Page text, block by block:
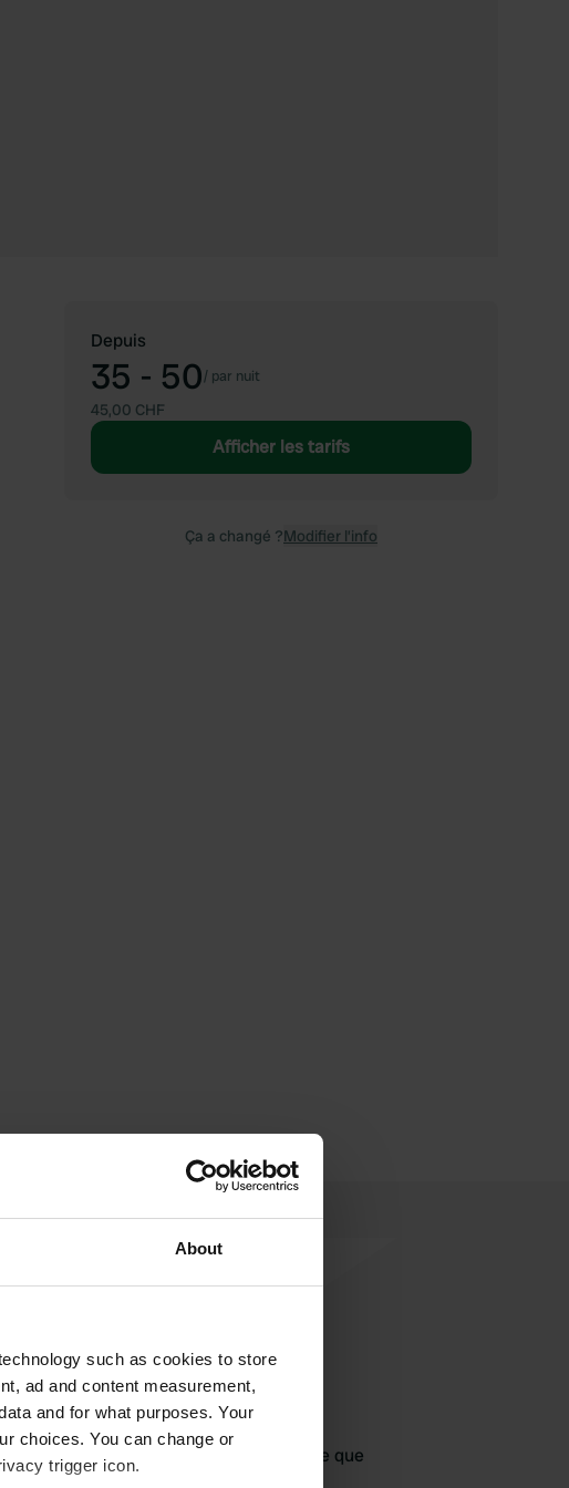
About
such as cookies to store
ad and content measurement,
and for what purposes. Your
choices. You can change or
trigger icon.
Depuis
35 - 50/ par nuit
45,00 CHF
Afficher les tarifs
Ça a changé ?Modifier l’info
Ajouter un avis
êtes déjà venu ici ? Dites aux autres ce que